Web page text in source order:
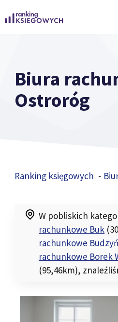
do
Biura
Ostroróg
Ranking księgowych
W pobliskich
rachunkowe Buk
rachunkowe Budzyń
rachunkowe Borek
(95,46km),